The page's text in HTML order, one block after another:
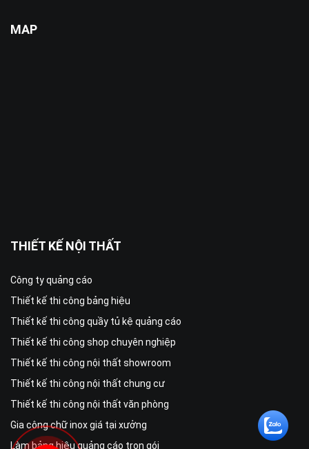
MAP
THIẾT KẾ NỘI THẤT
Công ty quảng cáo
Thiết kế thi công bảng hiệu
Thiết kế thi công quầy tủ kệ quảng cáo
Thiết kế thi công shop chuyên nghiệp
Thiết kế thi công nội thất showroom
Thiết kế thi công nội thất chung cư
Thiết kế thi công nội thất văn phòng
Gia công chữ inox giá tại xưởng
Làm bảng hiệu quảng cáo trọn gói